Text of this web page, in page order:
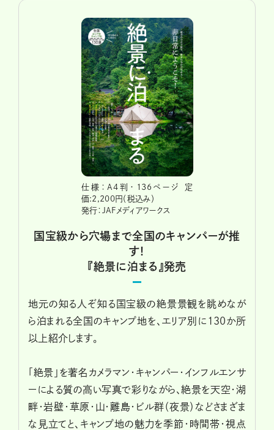
仕様：A4判・136ページ 定
価:2,200円（税込み）
発行：JAFメディアワークス
国宝級から穴場まで全国のキャンパーが推
す！
『絶景に泊まる』発売
地元の知る人ぞ知る国宝級の絶景景観を眺めなが
ら泊まれる全国のキャンプ地を、エリア別に130か所
以上紹介します。
「絶景」を著名カメラマン・キャンパー・インフルエンサ
ーによる質の高い写真で彩りながら、絶景を天空・湖
畔・岩壁・草原・山・離島・ビル群（夜景）などさまざま
な見立てと、キャンプ地の魅力を季節・時間帯・視点